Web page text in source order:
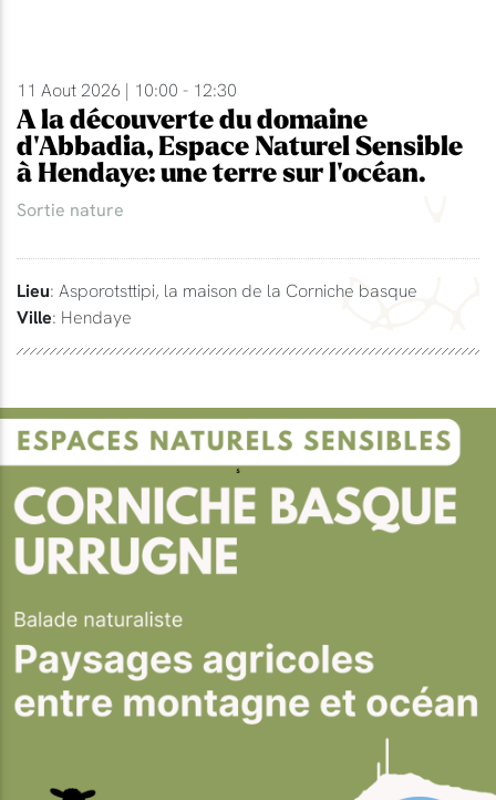
11 Aout 2026 | 10:00 - 12:30
A la découverte du domaine
d'Abbadia, Espace Naturel Sensible
à Hendaye: une terre sur l'océan.
Sortie nature
Lieu: Asporotsttipi, la maison de la Corniche basque
Ville: Hendaye